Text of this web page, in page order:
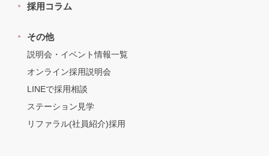
採用コラム
その他
説明会・イベント情報一覧
オンライン採用説明会
LINEで採用相談
ステーション見学
リファラル(社員紹介)採用